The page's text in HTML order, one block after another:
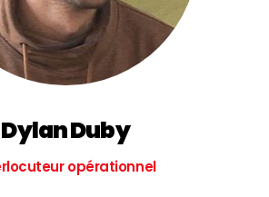
Dylan Duby
opérationnel